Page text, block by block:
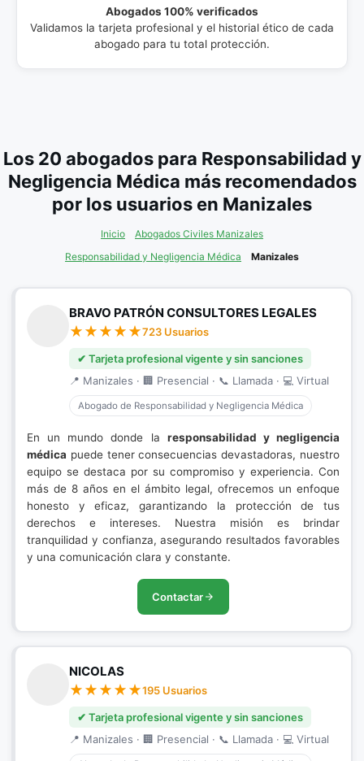
Abogados 100% verificados
Validamos la tarjeta profesional y el historial ético de cada
abogado para tu total protección.
Los 20 abogados para Responsabilidad y
Negligencia Médica más recomendados
por los usuarios en Manizales
Inicio
Abogados Civiles Manizales
Responsabilidad y Negligencia Médica
Manizales
BRAVO PATRÓN CONSULTORES LEGALES
723 Usuarios
✔ Tarjeta profesional vigente y sin sanciones
📍 Manizales · 🏢 Presencial · 📞 Llamada · 💻 Virtual
Abogado de Responsabilidad y Negligencia Médica
En un mundo donde la responsabilidad y negligencia
médica puede tener consecuencias devastadoras, nuestro
equipo se destaca por su compromiso y experiencia. Con
más de 8 años en el ámbito legal, ofrecemos un enfoque
honesto y eficaz, garantizando la protección de tus
derechos e intereses. Nuestra misión es brindar
tranquilidad y confianza, asegurando resultados favorables
y una comunicación clara y constante.
Contactar
NICOLAS
195 Usuarios
✔ Tarjeta profesional vigente y sin sanciones
📍 Manizales · 🏢 Presencial · 📞 Llamada · 💻 Virtual